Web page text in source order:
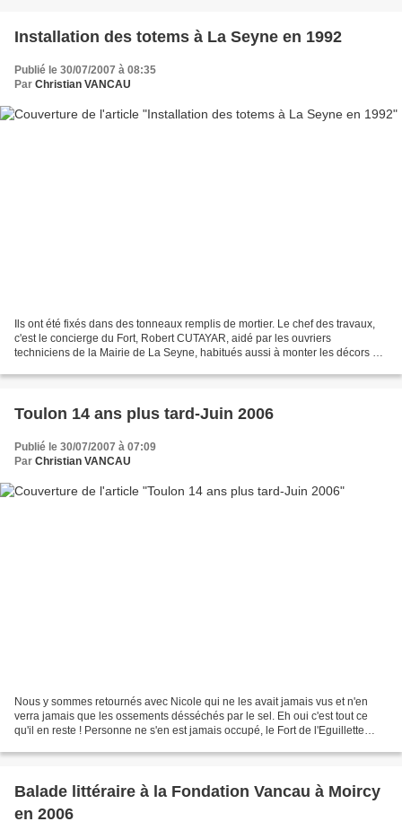
Installation des totems à La Seyne en 1992
Publié le 30/07/2007 à 08:35
Par Christian VANCAU
Ils ont été fixés dans des tonneaux remplis de mortier. Le chef des travaux,
c'est le concierge du Fort, Robert CUTAYAR, aidé par les ouvriers
techniciens de la Mairie de La Seyne, habitués aussi à monter les décors et
Toulon 14 ans plus tard-Juin 2006
Publié le 30/07/2007 à 07:09
Par Christian VANCAU
Nous y sommes retournés avec Nicole qui ne les avait jamais vus et n'en
verra jamais que les ossements désséchés par le sel. Eh oui c'est tout ce
qu'il en reste ! Personne ne s'en est jamais occupé, le Fort de l'Eguillette
Balade littéraire à la Fondation Vancau à Moircy
en 2006